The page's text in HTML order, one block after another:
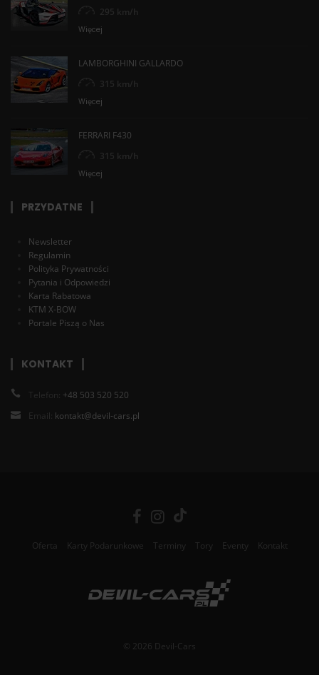
295 km/h
Więcej
LAMBORGHINI GALLARDO
315 km/h
Więcej
FERRARI F430
315 km/h
Więcej
PRZYDATNE
Newsletter
Regulamin
Polityka Prywatności
Pytania i Odpowiedzi
Karta Rabatowa
KTM X-BOW
Portale Piszą o Nas
KONTAKT
Telefon: +48 503 520 520
Email: kontakt@devil-cars.pl
Oferta Karty Podarunkowe Terminy Tory Eventy Kontakt
© 2026 Devil-Cars